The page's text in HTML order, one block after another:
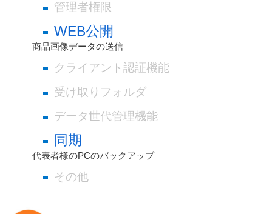
管理者権限
WEB公開
商品画像データの送信
クライアント認証機能
受け取りフォルダ
データ世代管理機能
同期
代表者様のPCのバックアップ
その他